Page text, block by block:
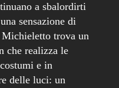
a sbalordirti
sensazione di
Michieletto trova un
che realizza le
e in
delle luci: un